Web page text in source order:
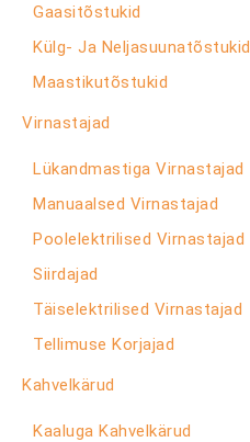
Gaasitõstukid
Külg- Ja Neljasuunatõstukid
Maastikutõstukid
Virnastajad
Lükandmastiga Virnastajad
Manuaalsed Virnastajad
Poolelektrilised Virnastajad
Siirdajad
Täiselektrilised Virnastajad
Tellimuse Korjajad
Kahvelkärud
Kaaluga Kahvelkärud